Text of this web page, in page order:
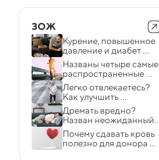
ЗОЖ
Курение, повышенное
давление и диабет
вызывают явные
изменения в мозге
Названы четыре самые
распространенные
ошибки во время
кардиотренировок
Легко отвлекаетесь?
Как улучшить
концентрацию
внимания
Дремать вредно?
Назван неожиданный
эффект дневного сна
Почему сдавать кровь
полезно для донора —